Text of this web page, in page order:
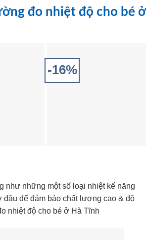
đo nhiệt độ cho bé ở
-16%
như những một số loại nhiệt kế năng
đâu để đảm bảo chất lượng cao & độ
nhiệt độ cho bé ở Hà Tĩnh